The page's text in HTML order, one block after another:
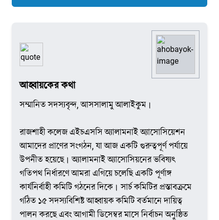
আহ্বায়কের কথা
সম্মানিত সদস্যবৃন্দ, আসসালামু আলাইকুম।
রাজশাহী কলেজ এইচএসসি অ্যালামনাই অ্যাসোসিয়েশন
আমাদের প্রাণের সংগঠন, যা আজ একটি গুরুত্বপূর্ণ পর্যায়ে
উপনীত হয়েছে। অ্যালামনাই অ্যাসোসিয়নের ভবিষ্যৎ
গতিপথ নির্ধারণে আমরা এগিয়ে চলেছি একটি পূর্ণাঙ্গ
কার্যনির্বাহী কমিটি গঠনের দিকে। সার্চ কমিটির প্রস্তাবক্রমে
গঠিত ১৫ সদস্যবিশিষ্ট আহ্বায়ক কমিটি বর্তমানে দায়িত্ব
পালন করছে এবং আগামী ডিসেম্বর মাসে নির্বাচন অনুষ্ঠিত